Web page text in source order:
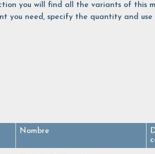
you will find all the variants of this
you need, specify the quantity and
Nombre